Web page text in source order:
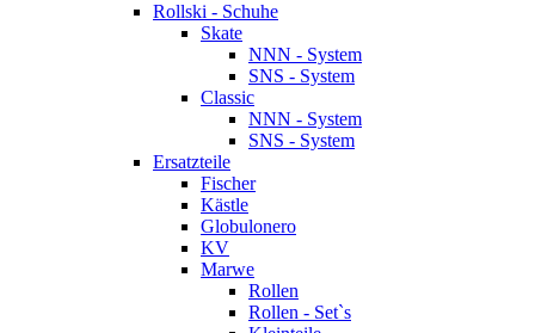
Rollski - Schuhe
Skate
NNN - System
SNS - System
Classic
NNN - System
SNS - System
Ersatzteile
Fischer
Kästle
Globulonero
KV
Marwe
Rollen
Rollen - Set`s